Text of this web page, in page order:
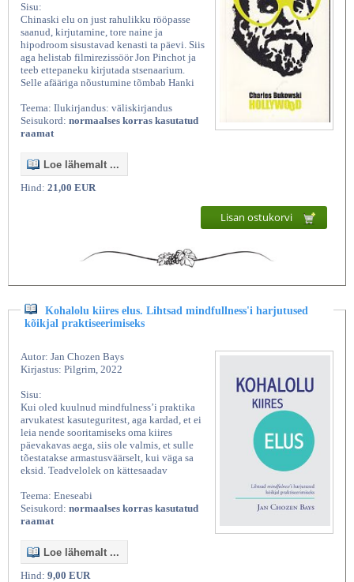
Sisu:
Chinaski elu on just rahulikku rööpasse
saanud, kirjutamine, tore naine ja
hipodroom sisustavad kenasti ta päevi. Siis
aga helistab filmirezissöör Jon Pinchot ja
teeb ettepaneku kirjutada stsenaarium.
Selle afääriga nõustumine tõmbab Hanki
Teema: Ilukirjandus: väliskirjandus
Seisukord: normaalses korras kasutatud
raamat
Loe lähemalt ...
Hind: 21,00 EUR
Lisan ostukorvi
Kohalolu kiires elus. Lihtsad mindfullness'i harjutused
kõikjal praktiseerimiseks
Autor: Jan Chozen Bays
Kirjastus: Pilgrim, 2022
Sisu:
Kui oled kuulnud mindfulness’i praktika
arvukatest kasuteguritest, aga kardad, et ei
leia nende sooritamiseks oma kiires
päevakavas aega, siis ole valmis, et sulle
tõestatakse armastusväärselt, kui väga sa
eksid. Teadvelolek on kättesaadav
Teema: Eneseabi
Seisukord: normaalses korras kasutatud
raamat
Loe lähemalt ...
Hind: 9,00 EUR